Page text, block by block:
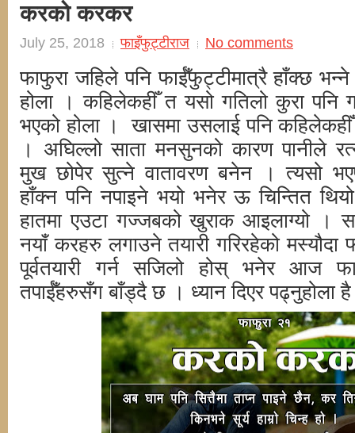
करको करकर
July 25, 2018 फाइँफुट्टीराज No comments
फाफुरा जहिले पनि फाईँफुट्टीमात्रै हाँक्छ
होला । कहिलेकहीँ त यसो गतिलो कुरा पनि
भएको होला । खासमा उसलाई पनि कहिलेकहीँ
। अघिल्लो साता मनसुनको कारण पानीले
मुख छोपेर सुत्ने वातावरण बनेन । त्यसो
हाँक्न पनि नपाइने भयो भनेर ऊ चिन्तित
हातमा एउटा गज्जबको खुराक आइलाग्यो ।
नयाँ करहरु लगाउने तयारी गरिरहेको
पूर्वतयारी गर्न सजिलो होस् भनेर आज
तपाईँहरुसँग बाँड्दै छ । ध्यान दिएर पढ्नुहोला